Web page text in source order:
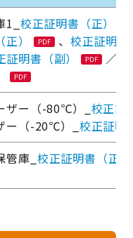
校正証明書（正）
）
、 校正証明書
証明書（副）
／
ザー（-80℃）_ 校正証
ー（-20℃）_ 校正証明
庫_ 校正証明書（正）